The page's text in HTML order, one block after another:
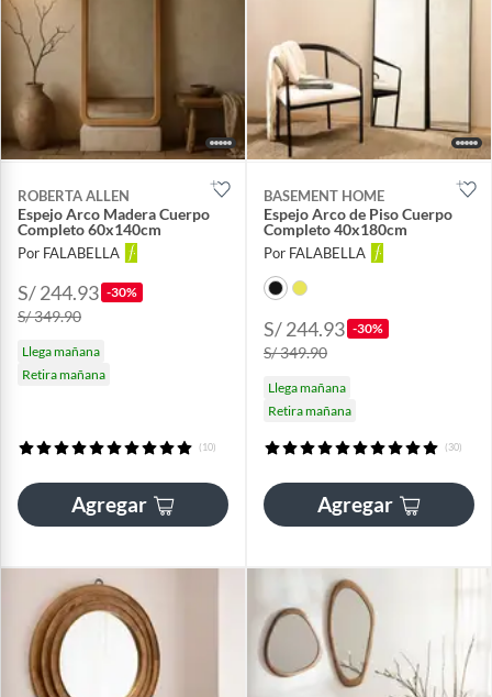
ROBERTA ALLEN
Espejo Arco Madera Cuerpo
Completo 60x140cm
Por FALABELLA
S/ 244.93 -30%
S/ 349.90
Llega mañana
Retira mañana
(10)
Agregar
BASEMENT HOME
Espejo Arco de Piso Cuerpo
Completo 40x180cm
Por FALABELLA
S/ 244.93 -30%
S/ 349.90
Llega mañana
Retira mañana
(30)
Agregar